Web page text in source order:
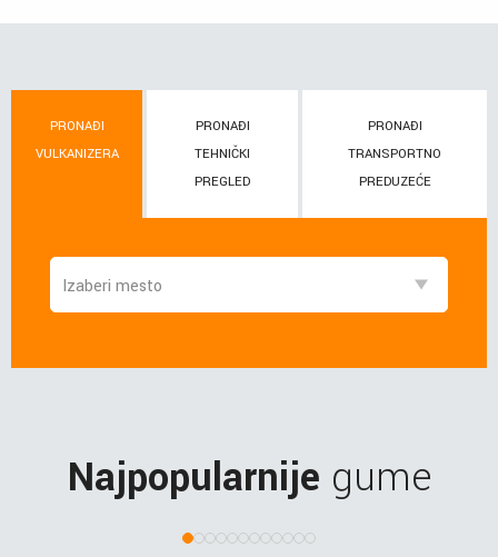
PRONAĐI
VULKANIZERA
PRONAĐI
TEHNIČKI
PREGLED
PRONAĐI
TRANSPORTNO
PREDUZEĆE
Najpopularnije gume